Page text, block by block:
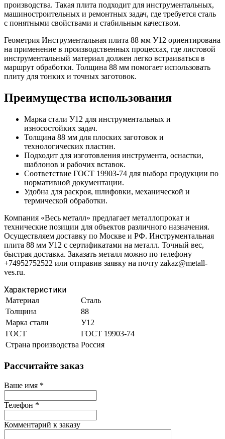
производства. Такая плита подходит для инструментальных,
машиностроительных и ремонтных задач, где требуется сталь
с понятными свойствами и стабильным качеством.
Геометрия Инструментальная плита 88 мм У12 ориентирована
на применение в производственных процессах, где листовой
инструментальный материал должен легко встраиваться в
маршрут обработки. Толщина 88 мм помогает использовать
плиту для тонких и точных заготовок.
Преимущества использования
Марка стали У12 для инструментальных и
износостойких задач.
Толщина 88 мм для плоских заготовок и
технологических пластин.
Подходит для изготовления инструмента, оснастки,
шаблонов и рабочих вставок.
Соответствие ГОСТ 19903-74 для выбора продукции по
нормативной документации.
Удобна для раскроя, шлифовки, механической и
термической обработки.
Компания «Весь металл» предлагает металлопрокат и
технические позиции для объектов различного назначения.
Осуществляем доставку по Москве и РФ. Инструментальная
плита 88 мм У12 с сертификатами на металл. Точный вес,
быстрая доставка. Заказать металл можно по телефону
+74952752522 или отправив заявку на почту zakaz@metall-
ves.ru.
Характеристики
Материал
Сталь
Толщина
88
Марка стали
У12
ГОСТ
ГОСТ 19903-74
Страна производства Россия
Рассчитайте заказ
Ваше имя *
Телефон *
Комментарий к заказу